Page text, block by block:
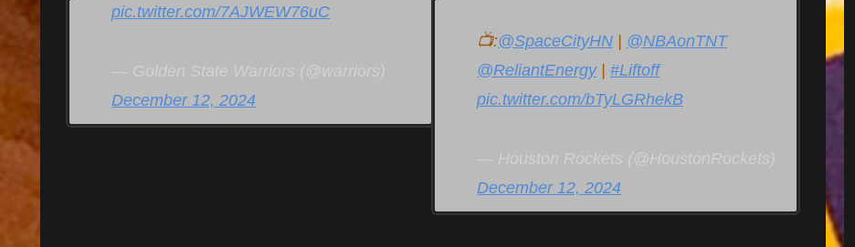
pic.twitter.com/7AJWEW76uC
— Golden State Warriors (@warriors)
December 12, 2024
📺:@SpaceCityHN
@NBAonTNT
@ReliantEnergy| #Liftoff
pic.twitter.com/bTyLGRhekB
— Houston Rockets (@HoustonRockets)
December 12, 2024